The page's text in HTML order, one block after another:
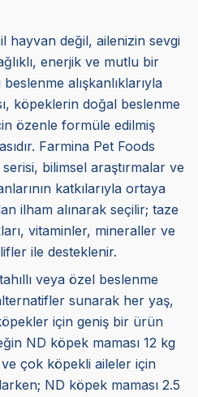
hayvan değil, ailenizin sevgi
enerjik ve mutlu bir
alışkanlıklarıyla
köpeklerin doğal beslenme
özenle formüle edilmiş
Farmina Pet Foods
bilimsel araştırmalar ve
katkılarıyla ortaya
ilham alınarak seçilir; taze
vitaminler, mineraller ve
ile desteklenir.
veya özel beslenme
sunarak her yaş,
için geniş bir ürün
ND köpek maması 12 kg
çok köpekli aileler için
ND köpek maması 2.5